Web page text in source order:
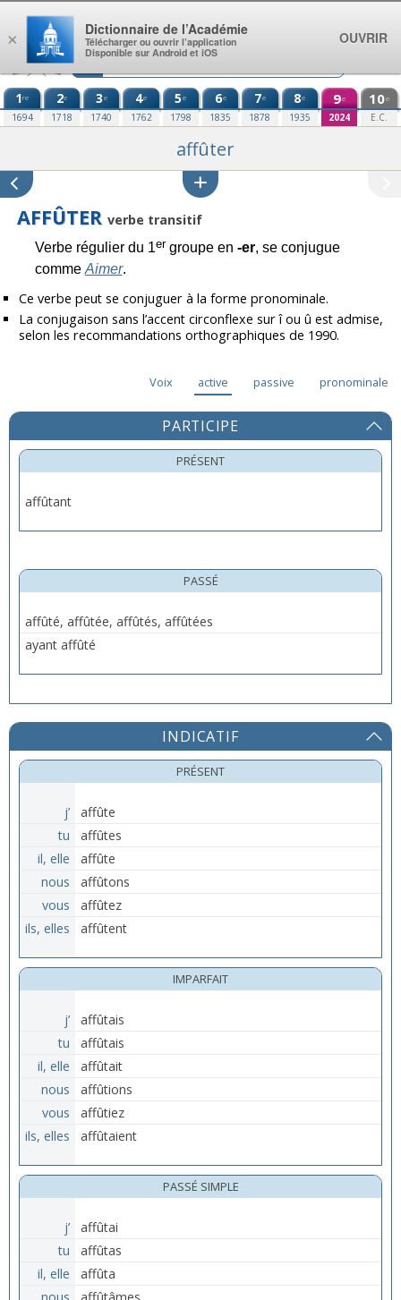
Aller au contenu
1re
1694
2e
1718
3e
1740
4e
1762
5e
1798
6e
1835
7e
1878
8e
1935
9e
2024
10e
E.C.
affûter
AFFÛTER verbe transitif
Verbe régulier du 1ergroupe en -er, se conjugue
comme Aimer.
Ce verbe peut se conjuguer à la forme pronominale.
La conjugaison sans l’accent circonflexe sur î ou û est admise,
selon les recommandations orthographiques de 1990.
Voix active passive pronominale
PARTICIPE
PRÉSENT
affûtant
PASSÉ
affûté, affûtée, affûtés, affûtées
ayant affûté
INDICATIF
PRÉSENT
j’
affûte
tu
affûtes
il, elle
affûte
nous
affûtons
vous
affûtez
ils, elles
affûtent
IMPARFAIT
j’
affûtais
tu
affûtais
il, elle
affûtait
nous
affûtions
vous
affûtiez
ils, elles
affûtaient
PASSÉ SIMPLE
j’
affûtai
tu
affûtas
il, elle
affûta
×
Dictionnaire de l’Académie
Télécharger ou ouvrir l’application
Disponible sur Android et iOS
OUVRIR